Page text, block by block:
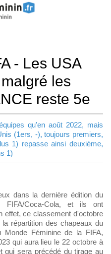
- Les USA
les
reste 5e
qu'en août 2022, mais
(1ers, -), toujours premiers,
1) repasse ainsi deuxième,
1)
FIFA/Coca-Cola, et ils ont
effet, ce classement d'octobre
répartition des chapeaux du
Féminine de la FIFA,
qui aura lieu le 22 octobre à
qui sera précédé du tirage au